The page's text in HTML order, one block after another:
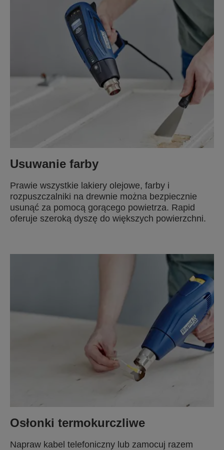
Usuwanie farby
Prawie wszystkie lakiery olejowe, farby i
rozpuszczalniki na drewnie można bezpiecznie
usunąć za pomocą gorącego powietrza. Rapid
oferuje szeroką dyszę do większych powierzchni.
Osłonki termokurczliwe
Napraw kabel telefoniczny lub zamocuj razem